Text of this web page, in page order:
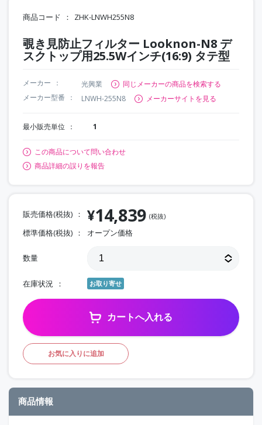
商品コード ZHK-LNWH255N8
覗き見防止フィルター Looknon-N8 デ
スクトップ用25.5Wインチ(16:9) タテ型
メーカー 光興業
同じメーカーの商品を検索する
メーカー型番
LNWH-255N8 メーカーサイトを見る
最小販売単位 1
この商品について問い合わせ
商品詳細の誤りを報告
販売価格(税抜) ¥14,839 (税抜)
標準価格(税抜) オープン価格
数量
在庫状況 お取り寄せ
カートへ入れる
お気に入りに追加
商品情報